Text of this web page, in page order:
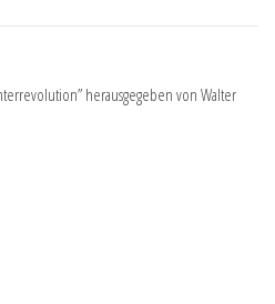
herausgegeben von Walter